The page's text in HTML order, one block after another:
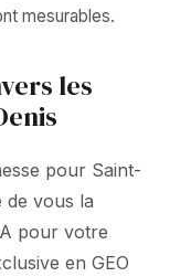
mesurables.
les
pour Saint-
de vous la
pour votre
en GEO